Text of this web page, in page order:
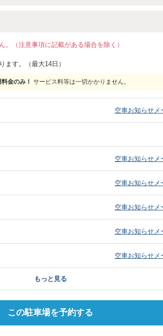
（注意事項に記載がある場合を除く）
ます。（最大14日）
金のみ！ サービス料等は一切かかりません。
空車お知らせメ
空車お知らせメ
空車お知らせメ
空車お知らせメ
空車お知らせメ
空車お知らせメ
もっと見る
この駐車場を予約する